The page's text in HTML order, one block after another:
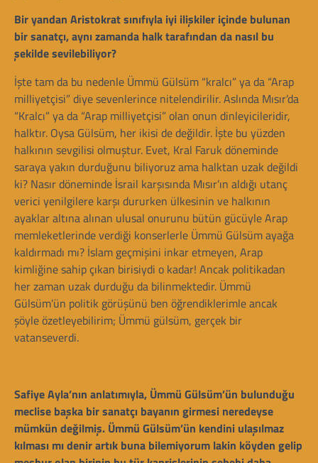
Bir yandan Aristokrat sınıfıyla iyi ilişkiler içinde bulunan
bir sanatçı, aynı zamanda halk tarafından da nasıl bu
şekilde sevilebiliyor?
İşte tam da bu nedenle Ümmü Gülsüm “kralcı” ya da “Arap
milliyetçisi” diye sevenlerince nitelendirilir. Aslında Mısır’da
“Kralcı” ya da “Arap milliyetçisi” olan onun dinleyicileridir,
halktır. Oysa Gülsüm, her ikisi de değildir. İşte bu yüzden
halkının sevgilisi olmuştur. Evet, Kral Faruk döneminde
saraya yakın durduğunu biliyoruz ama halktan uzak değildi
ki? Nasır döneminde İsrail karşısında Mısır’ın aldığı utanç
verici yenilgilere karşı dururken ülkesinin ve halkının
ayaklar altına alınan ulusal onurunu bütün gücüyle Arap
memleketlerinde verdiği konserlerle Ümmü Gülsüm ayağa
kaldırmadı mı? İslam geçmişini inkar etmeyen, Arap
kimliğine sahip çıkan birisiydi o kadar! Ancak politikadan
her zaman uzak durduğu da bilinmektedir. Ümmü
Gülsüm’ün politik görüşünü ben öğrendiklerimle ancak
şöyle özetleyebilirim; Ümmü gülsüm, gerçek bir
vatanseverdi.
Safiye Ayla’nın anlatımıyla, Ümmü Gülsüm’ün bulunduğu
meclise başka bir sanatçı bayanın girmesi neredeyse
mümkün değilmiş. Ümmü Gülsüm’ün kendini ulaşılmaz
kılması mı denir artık buna bilemiyorum lakin köyden gelip